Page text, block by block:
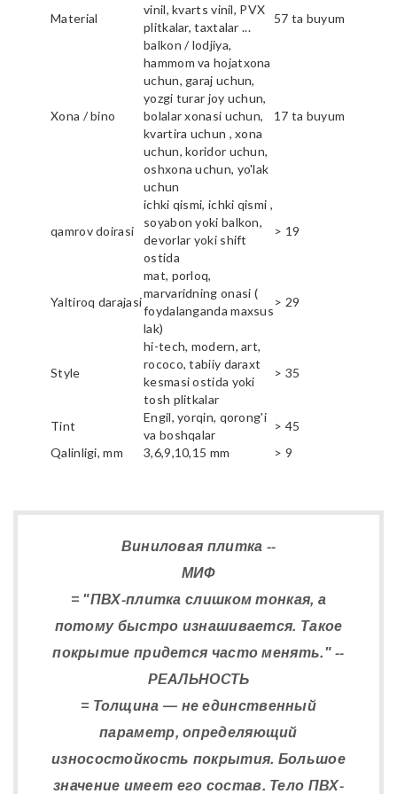
Material
vinil, kvarts vinil, PVX
plitkalar, taxtalar ...
57 ta buyum
Xona / bino
balkon / lodjiya,
hammom va hojatxona
uchun, garaj uchun,
yozgi turar joy uchun,
bolalar xonasi uchun,
kvartira uchun , xona
uchun, koridor uchun,
oshxona uchun, yo'lak
uchun
17 ta buyum
qamrov doirasi
ichki qismi, ichki qismi ,
soyabon yoki balkon,
devorlar yoki shift
ostida
> 19
Yaltiroq darajasi
mat, porloq,
marvaridning onasi (
foydalanganda maxsus
lak)
> 29
Style
hi-tech, modern, art,
rococo, tabiiy daraxt
kesmasi ostida yoki
tosh plitkalar
> 35
Tint
Engil, yorqin, qorong'i
va boshqalar
> 45
Qalinligi, mm
3,6,9,10,15 mm > 9
Виниловая плитка --
МИФ
= "ПВХ-плитка слишком тонкая, а
потому быстро изнашивается. Такое
покрытие придется часто менять." --
РЕАЛЬНОСТЬ
= Толщина — не единственный
параметр, определяющий
износостойкость покрытия. Большое
значение имеет его состав. Тело ПВХ-